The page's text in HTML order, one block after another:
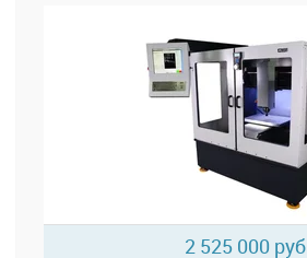
2 525 000 руб